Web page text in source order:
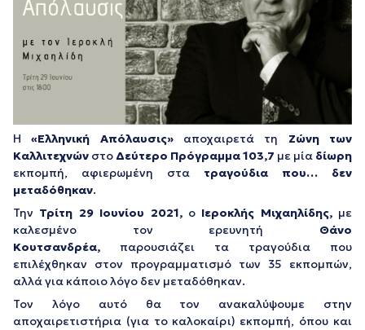
Η«Ελληνική Απόλαυσις» αποχαιρετά τη Ζώνη των
Καλλιτεχνών στο Δεύτερο Πρόγραμμα103,7 με μία δίωρη
εκπομπή, αφιερωμένη στα τραγούδια που… δεν
μεταδόθηκαν.
Την Τρίτη 29 Ιουνίου 2021, ο Ιεροκλής Μιχαηλίδης, με
καλεσμένο τον ερευνητή Θάνο
Κουτσανδρέα, παρουσιάζει τα τραγούδια που
επιλέχθηκαν στον προγραμματισμό των 35 εκπομπών,
αλλά για κάποιο λόγο δεν μεταδόθηκαν.
Τον λόγο αυτό θα τον ανακαλύψουμε στην
αποχαιρετιστήρια (για το καλοκαίρι) εκπομπή, όπου και